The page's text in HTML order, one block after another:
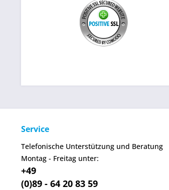
Service
Telefonische Unterstützung und Beratung
Montag - Freitag unter:
+49
(0)89 - 64 20 83 59